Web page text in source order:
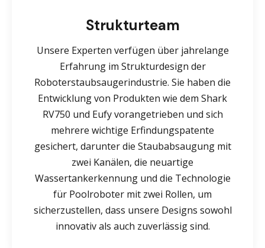
Strukturteam
Unsere Experten verfügen über jahrelange
Erfahrung im Strukturdesign der
Roboterstaubsaugerindustrie. Sie haben die
Entwicklung von Produkten wie dem Shark
RV750 und Eufy vorangetrieben und sich
mehrere wichtige Erfindungspatente
gesichert, darunter die Staubabsaugung mit
zwei Kanälen, die neuartige
Wassertankerkennung und die Technologie
für Poolroboter mit zwei Rollen, um
sicherzustellen, dass unsere Designs sowohl
innovativ als auch zuverlässig sind.